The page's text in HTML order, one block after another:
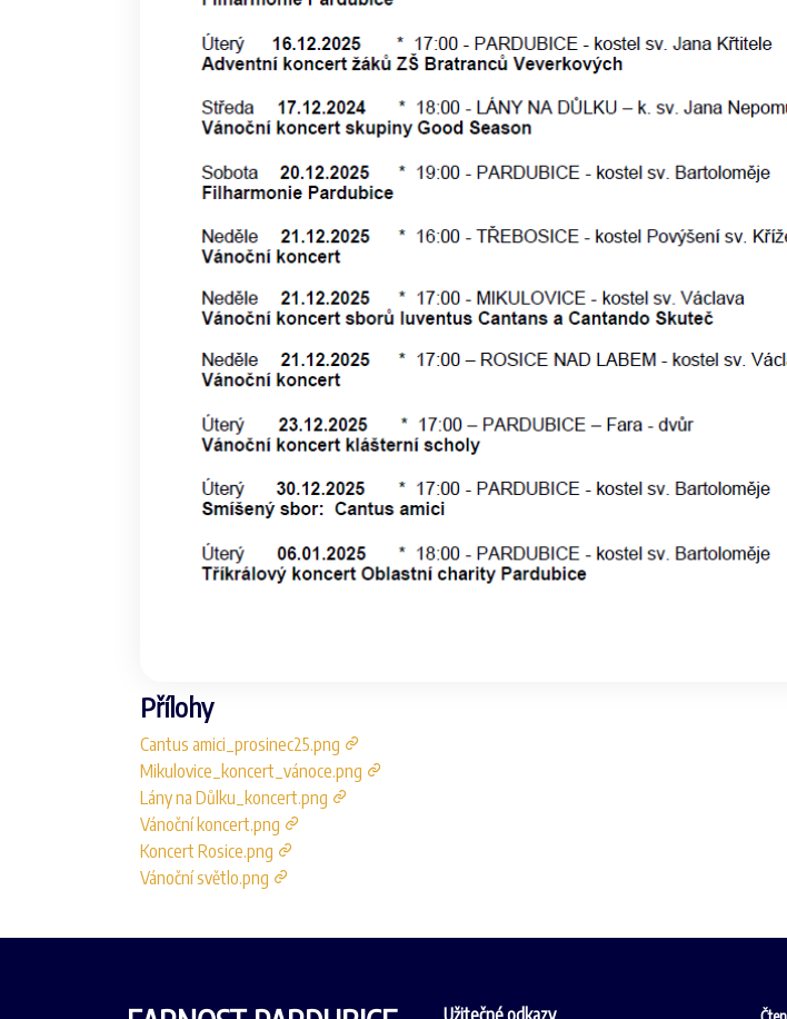
Přílohy
Cantus amici_prosinec25.png
Mikulovice_koncert_vánoce.png
Lány na Důlku_koncert.png
Vánoční koncert.png
Koncert Rosice.png
Vánoční světlo.png